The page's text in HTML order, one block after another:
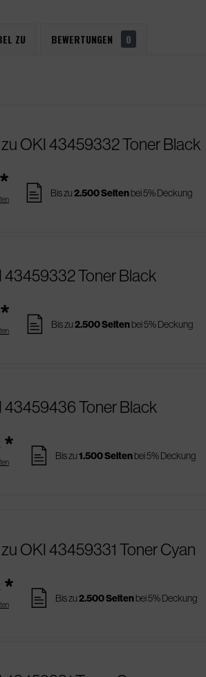
ZU BEWERTUNGEN 0
OKI 43459332 Toner Black
pages Bis zu2.500 Seitenbei 5% Deckung
43459332 Toner Black
pages Bis zu2.500 Seitenbei 5% Deckung
43459436 Toner Black
pages Bis zu1.500 Seitenbei 5% Deckung
OKI 43459331 Toner Cyan
pages Bis zu2.500 Seitenbei 5% Deckung